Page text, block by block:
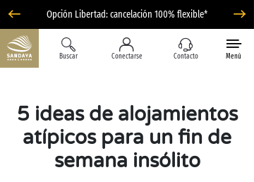
Opción Libertad: cancelación 100% flexible*
Buscar Conectarse Contacto Menú
5 ideas de alojamientos
atípicos para un fin de
semana insólito